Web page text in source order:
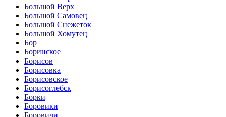
Большой Верх
Большой Самовец
Большой Снежеток
Большой Хомутец
Бор
Боринское
Борисов
Борисовка
Борисовское
Борисоглебск
Борки
Боровики
Боровичи